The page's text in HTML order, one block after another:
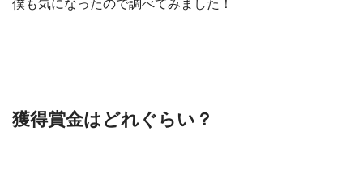
僕も気になったので調べてみました！
獲得賞金はどれぐらい？